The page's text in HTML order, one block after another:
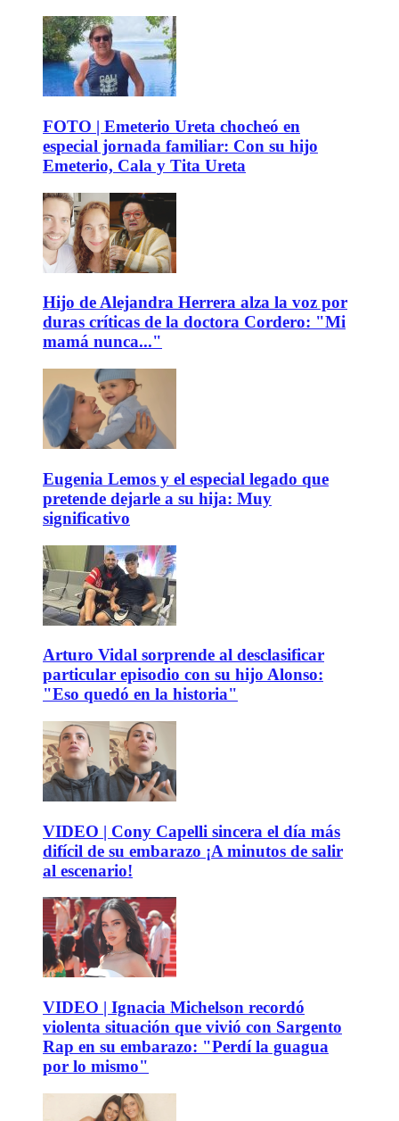
FOTO | Emeterio Ureta chocheó en
especial jornada familiar: Con su hijo
Emeterio, Cala y Tita Ureta
Hijo de Alejandra Herrera alza la voz por
duras críticas de la doctora Cordero: "Mi
mamá nunca..."
Eugenia Lemos y el especial legado que
pretende dejarle a su hija: Muy
significativo
Arturo Vidal sorprende al desclasificar
particular episodio con su hijo Alonso:
"Eso quedó en la historia"
VIDEO | Cony Capelli sincera el día más
difícil de su embarazo ¡A minutos de salir
al escenario!
VIDEO | Ignacia Michelson recordó
violenta situación que vivió con Sargento
Rap en su embarazo: "Perdí la guagua
por lo mismo"